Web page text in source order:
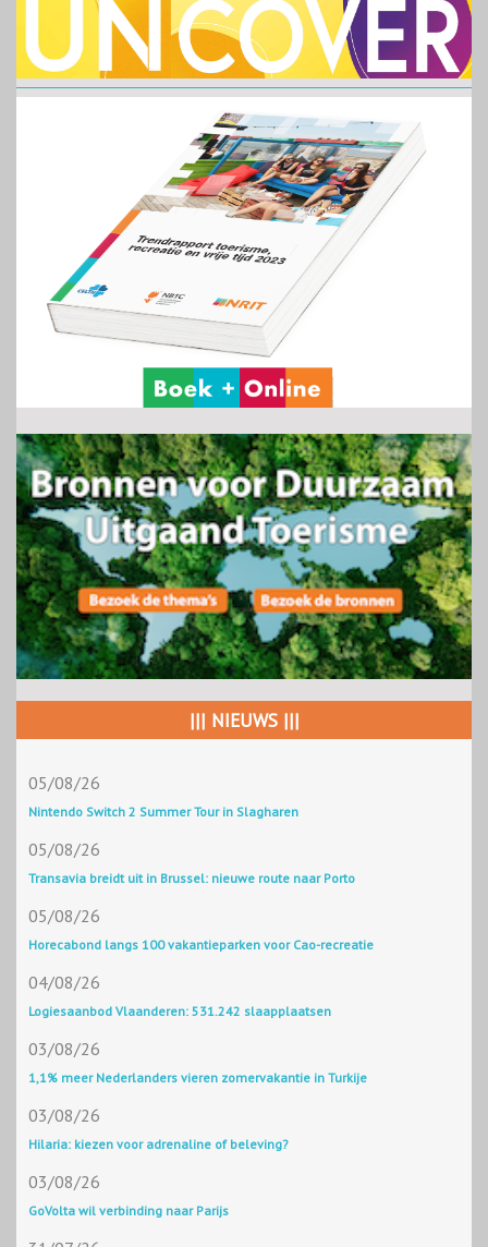
||| NIEUWS |||
05/08/26
Nintendo Switch 2 Summer Tour in Slagharen
05/08/26
Transavia breidt uit in Brussel: nieuwe route naar Porto
05/08/26
Horecabond langs 100 vakantieparken voor Cao-recreatie
04/08/26
Logiesaanbod Vlaanderen: 531.242 slaapplaatsen
03/08/26
1,1% meer Nederlanders vieren zomervakantie in Turkije
03/08/26
Hilaria: kiezen voor adrenaline of beleving?
03/08/26
GoVolta wil verbinding naar Parijs